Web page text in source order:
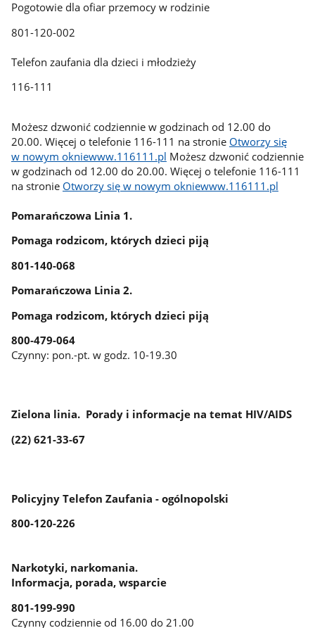
Pogotowie dla ofiar przemocy w rodzinie
801-120-002
Telefon zaufania dla dzieci i młodzieży
116-111
Możesz dzwonić codziennie w godzinach od 12.00 do
20.00. Więcej o telefonie 116-111 na stronie Otworzy się
w nowym okniewww.116111.pl Możesz dzwonić codziennie
w godzinach od 12.00 do 20.00. Więcej o telefonie 116-111
na stronie Otworzy się w nowym okniewww.116111.pl
Pomarańczowa Linia 1.
Pomaga rodzicom, których dzieci piją
801-140-068
Pomarańczowa Linia 2.
Pomaga rodzicom, których dzieci piją
800-479-064
Czynny: pon.-pt. w godz. 10-19.30
Zielona linia. Porady i informacje na temat HIV/AIDS
(22) 621-33-67
Policyjny Telefon Zaufania - ogólnopolski
800-120-226
Narkotyki, narkomania.
Informacja, porada, wsparcie
801-199-990
Czynny codziennie od 16.00 do 21.00